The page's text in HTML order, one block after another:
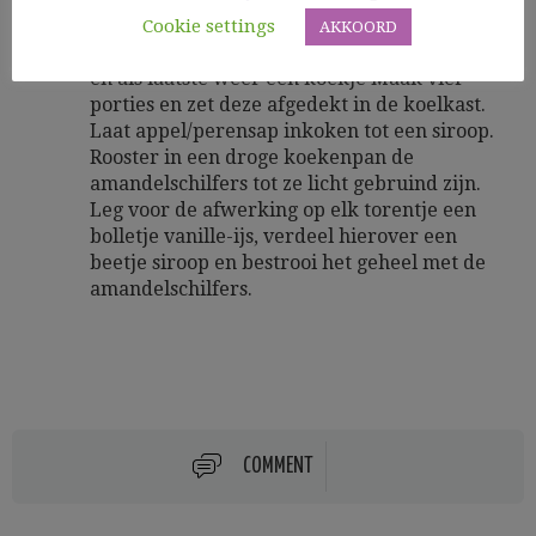
appelen en peren. Leg hierop weer een
koekje, opnieuw een laagje appelen en peren
en als laatste weer een koekje Maak vier
porties en zet deze afgedekt in de koelkast.
Laat appel/perensap inkoken tot een siroop.
Rooster in een droge koekenpan de
amandelschilfers tot ze licht gebruind zijn.
Leg voor de afwerking op elk torentje een
bolletje vanille-ijs, verdeel hierover een
beetje siroop en bestrooi het geheel met de
amandelschilfers.
COMMENT
Cookie settings
AKKOORD